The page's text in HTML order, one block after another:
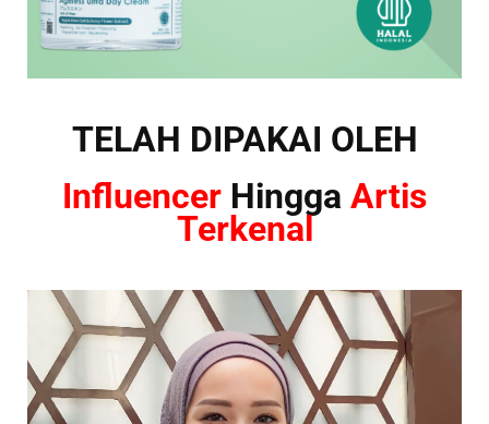
TELAH DIPAKAI OLEH
Influencer Hingga Artis
Terkenal